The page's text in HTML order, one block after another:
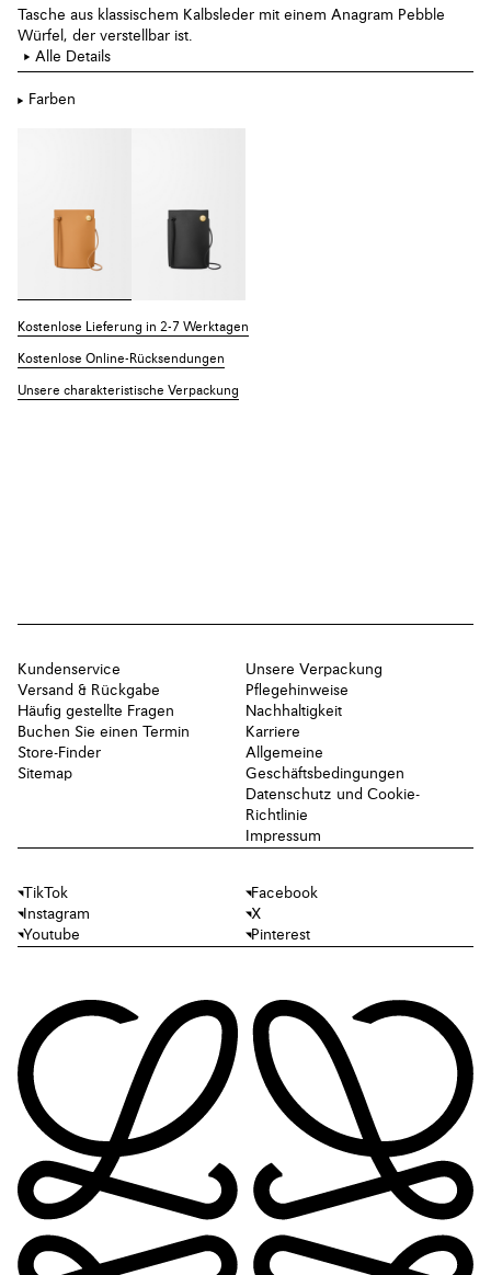
Tasche aus klassischem Kalbsleder mit einem Anagram Pebble
Würfel, der verstellbar ist.
Alle Details
Farben
Kostenlose Lieferung in 2-7 Werktagen
Kostenlose Online-Rücksendungen
Unsere charakteristische Verpackung
Kundenservice
Versand & Rückgabe
Häufig gestellte Fragen
Buchen Sie einen Termin
Store-Finder
Sitemap
Unsere Verpackung
Pflegehinweise
Nachhaltigkeit
Karriere
Allgemeine
Geschäftsbedingungen
Datenschutz und Cookie-
Richtlinie
Impressum
TikTok
Facebook
Instagram
X
Youtube
Pinterest